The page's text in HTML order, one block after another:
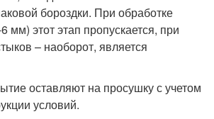
бороздки. При обработке
мм) этот этап пропускается, при
– наоборот, является
оставляют на просушку с учетом
условий.